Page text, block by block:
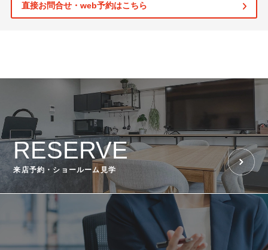
直接お問合せ・web予約はこちら
RESERVE
来店予約・ショールーム見学